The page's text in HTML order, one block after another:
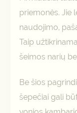
priemonės. Jie
naudojimo,
Taip
šeimos narių
Be šios
šepečiai gali